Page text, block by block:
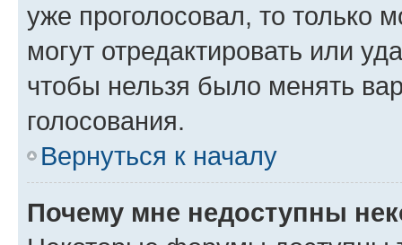
уже проголосовал, то только
могут отредактировать или
чтобы нельзя было менять
голосования.
Вернуться к началу
Почему мне недоступны